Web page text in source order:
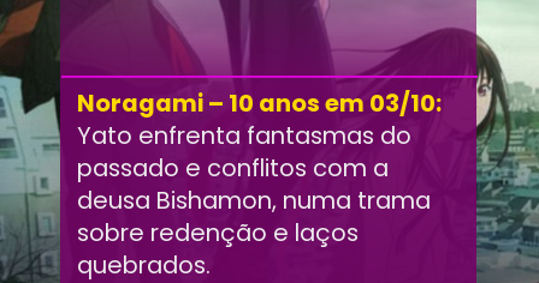
Noragami – 10 anos em 03/10:
Yato enfrenta fantasmas do
passado e conflitos com a
deusa Bishamon, numa trama
sobre redenção e laços
quebrados.